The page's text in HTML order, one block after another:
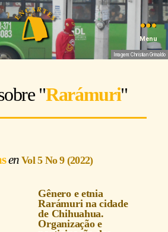
Menu
Imagem: Christian Grimaldo
"Rarámuri"
Vol 5 No 9 (2022)
Gênero e etnia
Rarámuri na cidade
de Chihuahua.
Organização e